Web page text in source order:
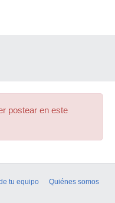
postear en este
tu equipo
Quiénes somos